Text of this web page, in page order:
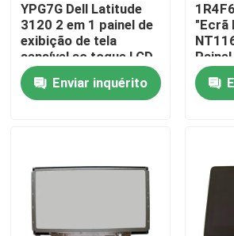
Casa
Quem Somos
Produtos
Vídeos
YPG7G Dell Latitude
3120 2 em 1 painel de
exibição de tela
sensível ao toque LCD
Enviar inquérito
"Ecrã